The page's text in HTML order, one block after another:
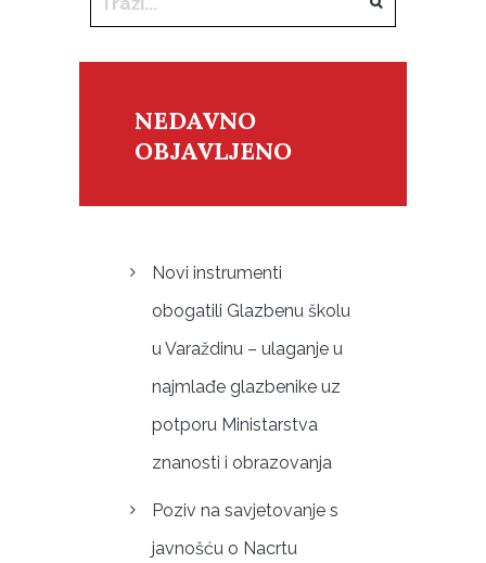
NEDAVNO
OBJAVLJENO
Novi instrumenti
obogatili Glazbenu školu
u Varaždinu – ulaganje u
najmlađe glazbenike uz
potporu Ministarstva
znanosti i obrazovanja
Poziv na savjetovanje s
javnošću o Nacrtu